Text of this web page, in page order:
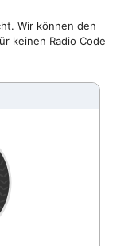
Wir können den
keinen Radio Code